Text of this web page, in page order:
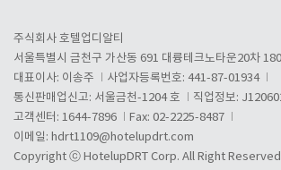
주식회사 호텔업디알티
서울특별시 금천구 가산동 691 대륭테크노타운20차
대표이사: 이송주
사업자등록번호: 441-87-01934
통신판매업신고: 서울금천-1204 호
직업정보:
고객센터: 1644-7896
Fax: 02-2225-8487
이메일: hdrt1109@hotelupdrt.com
Copyright ⓒ HotelupDRT Corp. All Right